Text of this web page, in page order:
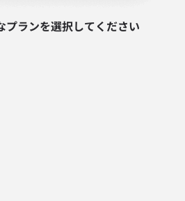
プランを選択してください